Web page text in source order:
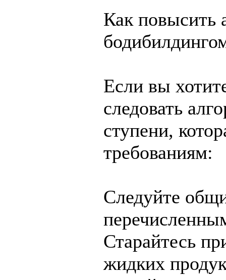
Как повысить
Если вы
следовать
ступени,
требованиям:
Следуйте
Старайтесь
жидких